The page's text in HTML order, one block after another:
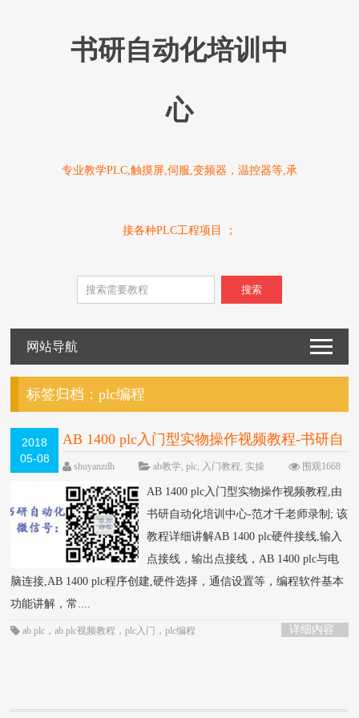
书研自动化培训中
心
专业教学PLC,触摸屏,伺服,变频器，温控器等,承
接各种PLC工程项目 ；
搜索
网站导航
标签归档：plc编程
2018
05-08
AB 1400 plc入门型实物操作视频教程-书研自
动化培训中心制作
HOT
shuyanzdh ab教学,plc, 入门教程, 实操
围观1668
AB 1400 plc入门型实物操作视频教程,由
书研自动化培训中心-范才千老师录制; 该
教程详细讲解AB 1400 plc硬件接线,输入
点接线，输出点接线，AB 1400 plc与电
脑连接,AB 1400 plc程序创建,硬件选择，通信设置等，编程软件基本
功能讲解，常....
详细内容
ab plc ，ab plc视频教程 ，plc入门 ，plc编程